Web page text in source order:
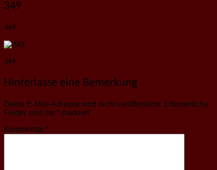
349
349
349
Hinterlasse eine Bemerkung
Deine E-Mail-Adresse wird nicht veröffentlicht. Erforderliche
Felder sind mit * markiert
Kommentar *